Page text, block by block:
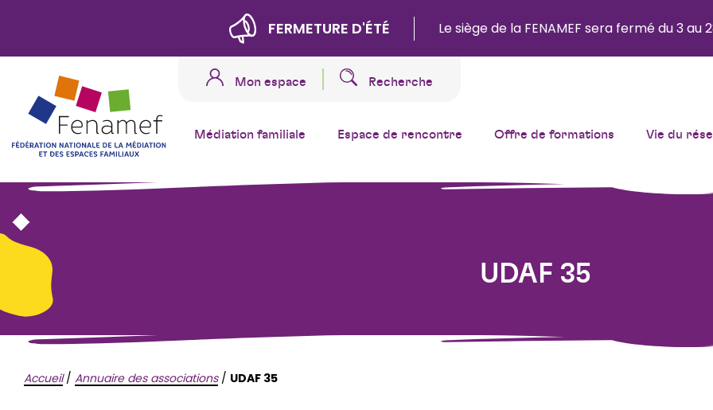
FERMETURE D'ÉTÉ Le siège de la FENAMEF sera fermé du 3 au
Mon espace Recherche
Médiation familiale Espace de rencontre Offre de formations Vie du
UDAF 35
Accueil/ Annuaire des associations/ UDAF 35